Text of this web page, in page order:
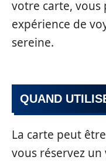
votre carte, vous
expérience de
sereine.
QUAND
La carte peut
vous réservez un